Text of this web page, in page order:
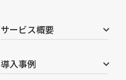
サービス概要
導入事例